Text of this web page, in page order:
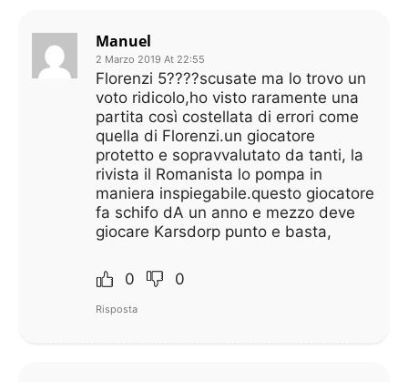
Manuel
2 Marzo 2019 At 22:55
Florenzi 5????scusate ma lo trovo un
voto ridicolo,ho visto raramente una
partita così costellata di errori come
quella di Florenzi.un giocatore
protetto e sopravvalutato da tanti, la
rivista il Romanista lo pompa in
maniera inspiegabile.questo giocatore
fa schifo dA un anno e mezzo deve
giocare Karsdorp punto e basta,
0 0
Risposta